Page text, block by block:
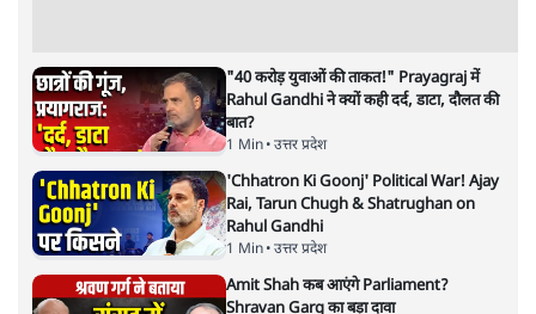
3 Min•देश
राहुल गांधी ने प्रयागराज में जेन ज़ी को झकझोरा- 3D
संदेश- दर्द, डेटा, दौलत
6 Min•देश
Advertisement